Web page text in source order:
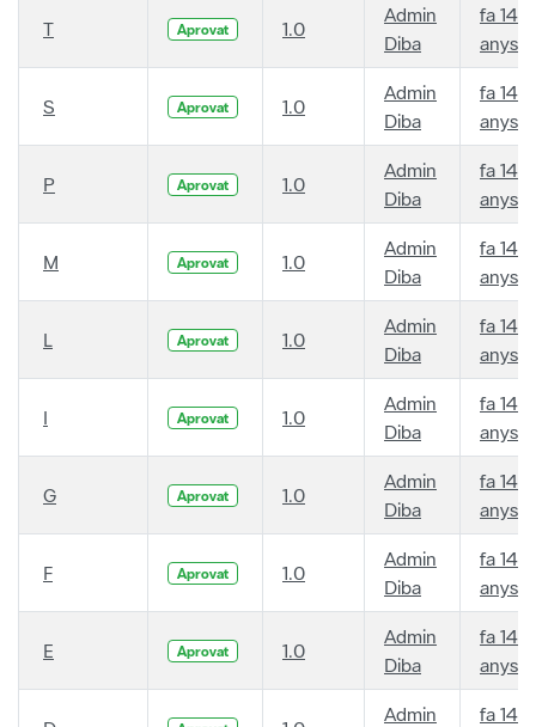
T Aprovat 1.0
Admin
Diba
fa 14
anys
S Aprovat 1.0
Admin
Diba
fa 14
anys
P Aprovat 1.0
Admin
Diba
fa 14
anys
M Aprovat 1.0
Admin
Diba
fa 14
anys
L Aprovat 1.0
Admin
Diba
fa 14
anys
I Aprovat 1.0
Admin
Diba
fa 14
anys
G Aprovat 1.0
Admin
Diba
fa 14
anys
F Aprovat 1.0
Admin
Diba
fa 14
anys
E Aprovat 1.0
Admin
Diba
fa 14
anys
Admin
fa 14